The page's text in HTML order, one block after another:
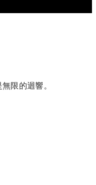
限的迴響。